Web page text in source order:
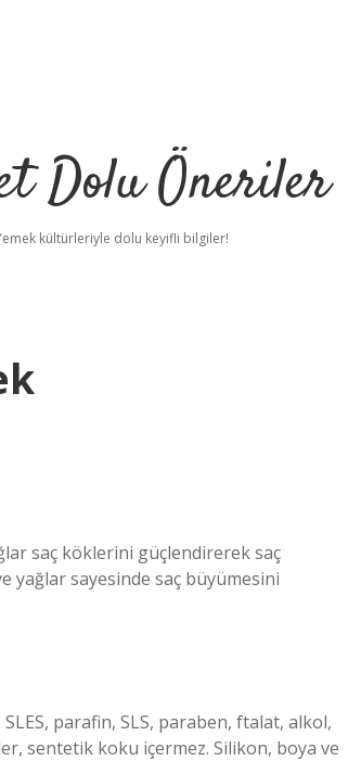
Dolu Öneriler
kültürleriyle dolu keyifli bilgiler!
saç köklerini güçlendirerek saç
sayesinde saç büyümesini
parafin, SLS, paraben, ftalat, alkol,
sentetik koku içermez. Silikon, boya ve